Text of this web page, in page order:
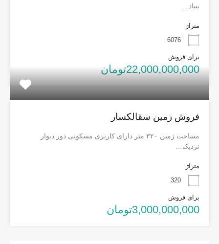
بنیاد…
متراژ
6076
برای فروش
22,000,000,000تومان
فروش زمین سقالکسار
مساحت زمین ۳۲۰ متر دارای کاربری مسکونی دور دیوار
نزدیک…
متراژ
320
برای فروش
3,000,000,000تومان